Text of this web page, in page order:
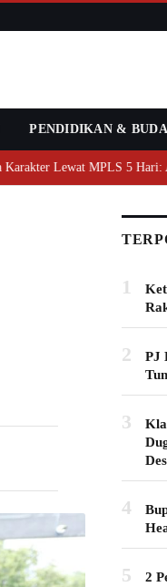
PENDIDIKAN &
Lewat MPLS 5 Hari:
1
2
PJ
3
4
5
2